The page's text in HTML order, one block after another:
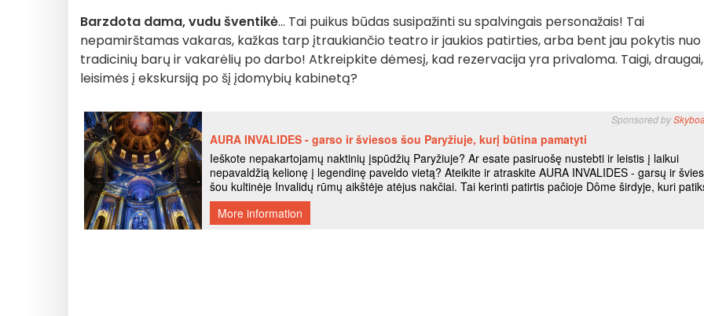
Barzdota dama, vudu šventikė... Tai puikus būdas susipažinti su spalvingais personažais! Tai
nepamirštamas vakaras, kažkas tarp įtraukiančio teatro ir jaukios patirties, arba bent jau pokytis nuo
tradicinių barų ir vakarėlių po darbo! Atkreipkite dėmesį, kad rezervacija yra privaloma. Taigi,
leisimės į ekskursiją po šį įdomybių kabinetą?